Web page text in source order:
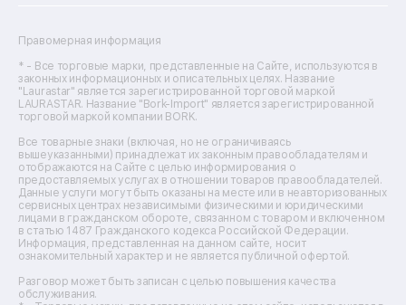
Ремонт фенов
Ремонт цифровых биноклей
Ремонт тепловизоров
Ремонт массажных кресел
Ремонт водонагревателей
Ремонт вытяжек
Ремонт источников бесперебойного питания
Ремонт пароварок
Ремонт микшерных пультов
Ремонт dj-пультов
Ремонт кухонных плит
Ремонт стедикамов
Ремонт оптических прицелов
Ремонт электровелосипедов
Ремонт видеокамер
Ремонт эхолотов
Правомерная информация
* - Все торговые марки, представленные на Сайте, используются в
законных информационных и описательных целях. Название
"Laurastar" является зарегистрированной торговой маркой
LAURASTAR. Название "Bork-Import" является зарегистрированной
торговой маркой компании BORK.
Все товарные знаки (включая, но не ограничиваясь
вышеуказанными) принадлежат их законным правообладателям и
отображаются на Сайте с целью информирования о
предоставляемых услугах в отношении товаров правообладателей.
Данные услуги могут быть оказаны на месте или в неавторизованных
сервисных центрах независимыми физическими и юридическими
лицами в гражданском обороте, связанном с товаром и включенном
в статью 1487 Гражданского кодекса Российской Федерации.
Информация, представленная на данном сайте, носит
ознакомительный характер и не является публичной офертой.
Разговор может быть записан с целью повышения качества
обслуживания.